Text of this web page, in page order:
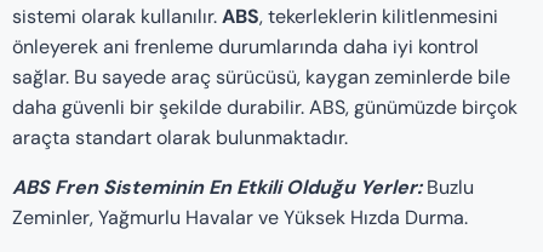
sistemi olarak kullanılır.ABS, tekerleklerin kilitlenmesini
önleyerek ani frenleme durumlarında daha iyi kontrol
sağlar. Bu sayede araç sürücüsü, kaygan zeminlerde bile
daha güvenli bir şekilde durabilir. ABS, günümüzde birçok
araçta standart olarak bulunmaktadır.
ABS Fren Sisteminin En Etkili Olduğu Yerler:Buzlu
Zeminler, Yağmurlu Havalar ve Yüksek Hızda Durma.